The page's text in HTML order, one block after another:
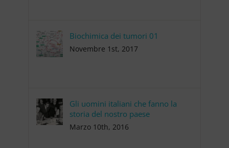
Biochimica dei tumori 01
Novembre 1st, 2017
Gli uomini italiani che fanno la
storia del nostro paese
Marzo 10th, 2016